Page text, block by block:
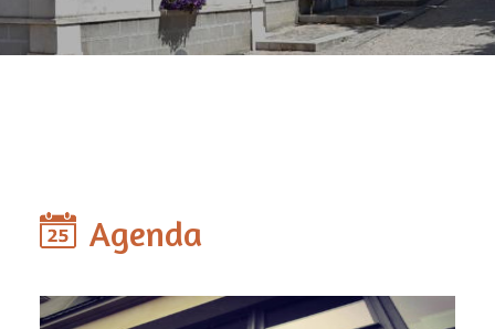
Agenda